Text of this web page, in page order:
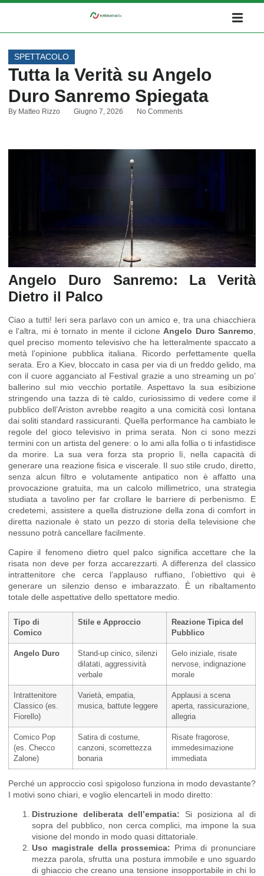
SPETTACOLO
Tutta la Verità su Angelo
Duro Sanremo Spiegata
By Matteo Rizzo Giugno 7, 2026 No Comments
Angelo Duro Sanremo: La Verità
Dietro il Palco
Ciao a tutti! Ieri sera parlavo con un amico e, tra una chiacchiera
e l’altra, mi è tornato in mente il ciclone Angelo Duro Sanremo
quel preciso momento televisivo che ha letteralmente spaccato a
metà l’opinione pubblica italiana. Ricordo perfettamente quella
serata. Ero a Kiev, bloccato in casa per via di un freddo gelido, ma
con il cuore agganciato al Festival grazie a uno streaming un po’
ballerino sul mio vecchio portatile. Aspettavo la sua esibizione
stringendo una tazza di tè caldo, curiosissimo di vedere come il
pubblico dell’Ariston avrebbe reagito a una comicità così lontana
dai soliti standard rassicuranti. Quella performance ha cambiato le
regole del gioco televisivo in prima serata. Non ci sono mezzi
termini con un artista del genere: o lo ami alla follia o ti infastidisce
da morire. La sua vera forza sta proprio lì, nella capacità di
generare una reazione fisica e viscerale. Il suo stile crudo, diretto,
senza alcun filtro e volutamente antipatico non è affatto una
provocazione gratuita, ma un calcolo millimetrico, una strategia
studiata a tavolino per far crollare le barriere di perbenismo. E
credetemi, assistere a quella distruzione della zona di comfort in
diretta nazionale è stato un pezzo di storia della televisione che
nessuno potrà cancellare facilmente.
Capire il fenomeno dietro quel palco significa accettare che la
risata non deve per forza accarezzarti. A differenza del classico
intrattenitore che cerca l’applauso ruffiano, l’obiettivo qui è
generare un silenzio denso e imbarazzato. È un ribaltamento
totale delle aspettative dello spettatore medio.
Tipo di
Comico
Stile e Approccio
Reazione Tipica del
Pubblico
Angelo Duro
Stand-up cinico, silenzi
dilatati, aggressività
verbale
Gelo iniziale, risate
nervose, indignazione
morale
Intrattenitore
Classico (es.
Fiorello)
Varietà, empatia,
musica, battute leggere
Applausi a scena
aperta, rassicurazione,
allegria
Comico Pop
(es. Checco
Zalone)
Satira di costume,
canzoni, scorrettezza
bonaria
Risate fragorose,
immedesimazione
immediata
Perché un approccio così spigoloso funziona in modo devastante?
I motivi sono chiari, e voglio elencarteli in modo diretto:
Distruzione deliberata dell’empatia: Si posiziona al di
sopra del pubblico, non cerca complici, ma impone la sua
visione del mondo in modo quasi dittatoriale.
Uso magistrale della prossemica: Prima di pronunciare
mezza parola, sfrutta una postura immobile e uno sguardo
di ghiaccio che creano una tensione insopportabile in chi lo